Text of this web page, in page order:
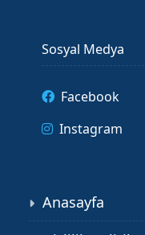
Sosyal Medya
Facebook
Instagram
Anasayfa